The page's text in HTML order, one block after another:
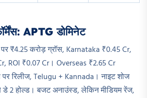
APTG डोमिनेट
₹4.25 करोड़ ग्रॉस, Karnataka ₹0.45 Cr,
ROI ₹0.07 Cr। Overseas ₹2.65 Cr
रिलीज, Telugu + Kannada। नाइट शोज
2 होल्ड। बजट अनाउंस्ड, लेकिन मीडियम रेंज,